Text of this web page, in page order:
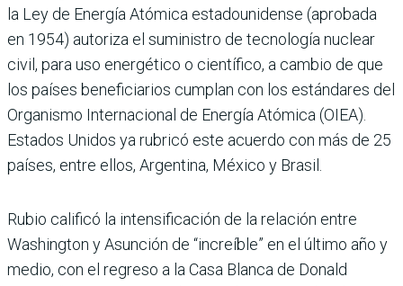
la Ley de Energía Atómica estadounidense (aprobada
en 1954) autoriza el suministro de tecnología nuclear
civil, para uso energético o científico, a cambio de que
los países beneficiarios cumplan con los estándares del
Organismo Internacional de Energía Atómica (OIEA).
Estados Unidos ya rubricó este acuerdo con más de 25
países, entre ellos, Argentina, México y Brasil.
Rubio calificó la intensificación de la relación entre
Washington y Asunción de “increíble” en el último año y
medio, con el regreso a la Casa Blanca de Donald